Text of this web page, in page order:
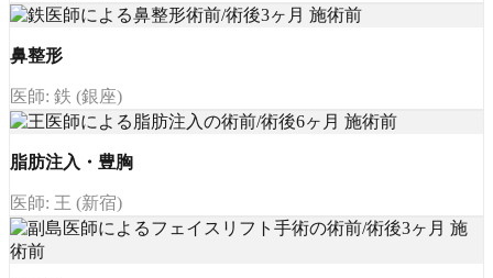
鼻整形
医師: 鉄 (銀座)
脂肪注入・豊胸
医師: 王 (新宿)